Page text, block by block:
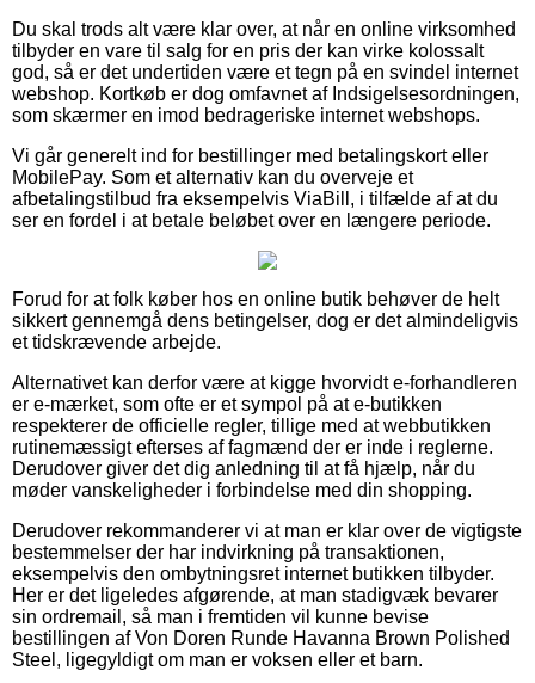
Du skal trods alt være klar over, at når en online virksomhed
tilbyder en vare til salg for en pris der kan virke kolossalt
god, så er det undertiden være et tegn på en svindel internet
webshop. Kortkøb er dog omfavnet af Indsigelsesordningen,
som skærmer en imod bedrageriske internet webshops.
Vi går generelt ind for bestillinger med betalingskort eller
MobilePay. Som et alternativ kan du overveje et
afbetalingstilbud fra eksempelvis ViaBill, i tilfælde af at du
ser en fordel i at betale beløbet over en længere periode.
Forud for at folk køber hos en online butik behøver de helt
sikkert gennemgå dens betingelser, dog er det almindeligvis
et tidskrævende arbejde.
Alternativet kan derfor være at kigge hvorvidt e-forhandleren
er e-mærket, som ofte er et sympol på at e-butikken
respekterer de officielle regler, tillige med at webbutikken
rutinemæssigt efterses af fagmænd der er inde i reglerne.
Derudover giver det dig anledning til at få hjælp, når du
møder vanskeligheder i forbindelse med din shopping.
Derudover rekommanderer vi at man er klar over de vigtigste
bestemmelser der har indvirkning på transaktionen,
eksempelvis den ombytningsret internet butikken tilbyder.
Her er det ligeledes afgørende, at man stadigvæk bevarer
sin ordremail, så man i fremtiden vil kunne bevise
bestillingen af Von Doren Runde Havanna Brown Polished
Steel, ligegyldigt om man er voksen eller et barn.